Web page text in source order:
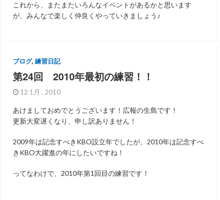
これから、またまたいろんなイベントがあるかと思います
が、みんなで楽しく仲良くやっていきましょう♪
ブログ, 練習日記
第24回 2010年最初の練習！！
12 1月 , 2010
あけましておめでとうございます！広報の生島です！
更新大変遅くなり、申し訳ありません！
2009年は記念すべきKBO設立年でしたが、2010年は記念すべ
きKBO大躍進の年にしたいですね！
ってなわけで、2010年第1回目の練習です！